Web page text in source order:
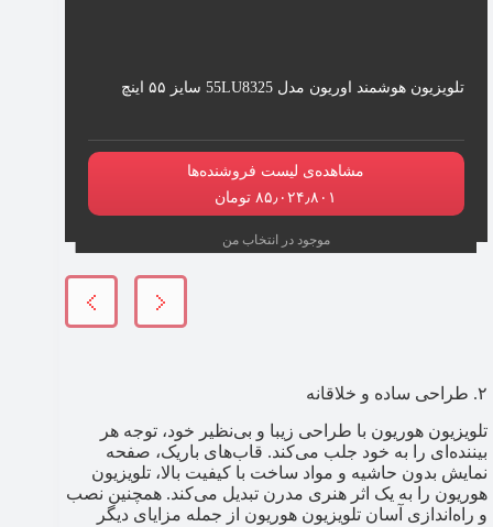
تلویزیون هوشمند اوریون مدل 55LU8325 سایز ۵۵ اینچ
مشاهده‌ی لیست فروشنده‌ها
۸۵٫۰۲۴٫۸۰۱ تومان
موجود در انتخاب من
۲. طراحی ساده و خلاقانه
تلویزیون هوریون با طراحی زیبا و بی‌نظیر خود، توجه هر
بیننده‌ای را به خود جلب می‌کند. قاب‌های باریک، صفحه
نمایش بدون حاشیه و مواد ساخت با کیفیت بالا، تلویزیون
هوریون را به یک اثر هنری مدرن تبدیل می‌کند. همچنین نصب
و راه‌اندازی آسان تلویزیون هوریون از جمله مزایای دیگر